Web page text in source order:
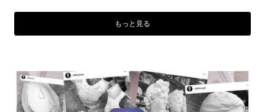
もっと見る